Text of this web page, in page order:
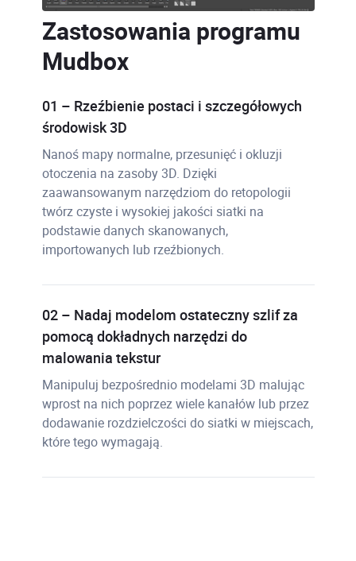
Zastosowania programu
Mudbox
01 – Rzeźbienie postaci i szczegółowych
środowisk 3D
Nanoś mapy normalne, przesunięć i okluzji
otoczenia na zasoby 3D. Dzięki
zaawansowanym narzędziom do retopologii
twórz czyste i wysokiej jakości siatki na
podstawie danych skanowanych,
importowanych lub rzeźbionych.
02 – Nadaj modelom ostateczny szlif za
pomocą dokładnych narzędzi do
malowania tekstur
Manipuluj bezpośrednio modelami 3D malując
wprost na nich poprzez wiele kanałów lub przez
dodawanie rozdzielczości do siatki w miejscach,
które tego wymagają.